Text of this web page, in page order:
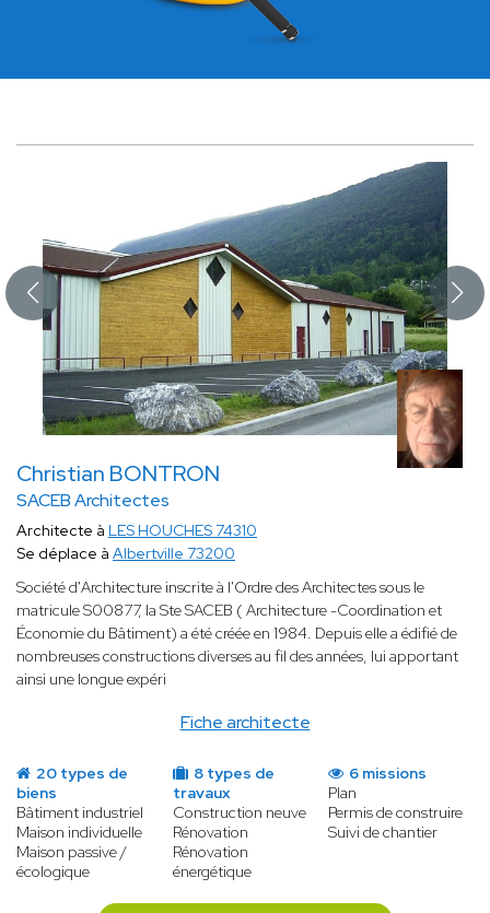
Christian BONTRON
SACEB Architectes
Fiche architecte
Architecte à LES HOUCHES 74310
Se déplace à Albertville 73200
Société d'Architecture inscrite à l'Ordre des Architectes sous le
matricule S00877, la Ste SACEB ( Architecture -Coordination et
Économie du Bâtiment) a été créée en 1984. Depuis elle a édifié de
nombreuses constructions diverses au fil des années, lui apportant
ainsi une longue expéri
20 types de
biens
Bâtiment industriel
Maison individuelle
Maison passive /
écologique
8 types de
travaux
Construction neuve
Rénovation
Rénovation
énergétique
6 missions
Plan
Permis de construire
Suivi de chantier